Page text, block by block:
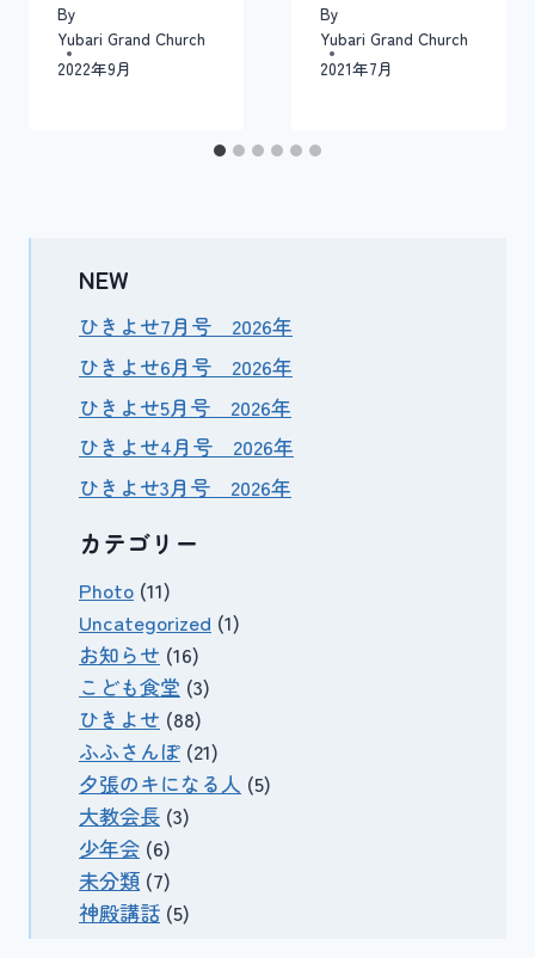
By
Yubari Grand Church
2022年9月
By
Yubari Grand Church
2021年7月
NEW
ひきよせ7月号 2026年
ひきよせ6月号 2026年
ひきよせ5月号 2026年
ひきよせ4月号 2026年
ひきよせ3月号 2026年
カテゴリー
Photo (11)
Uncategorized (1)
お知らせ (16)
こども食堂 (3)
ひきよせ (88)
ふふさんぽ (21)
夕張のキになる人 (5)
大教会長 (3)
少年会 (6)
未分類 (7)
神殿講話 (5)